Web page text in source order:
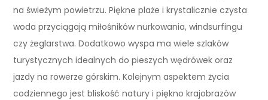
na świeżym powietrzu. Piękne plaże i krystalicznie czysta
woda przyciągają miłośników nurkowania, windsurfingu
czy żeglarstwa. Dodatkowo wyspa ma wiele szlaków
turystycznych idealnych do pieszych wędrówek oraz
jazdy na rowerze górskim. Kolejnym aspektem życia
codziennego jest bliskość natury i piękno krajobrazów